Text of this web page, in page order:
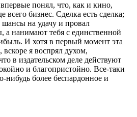
понял, что, как и кино,
бизнес. Сделка есть сделка;
на удачу и провал
а нанимают тебя с единственной
И хотя в первый момент эта
я воспрял духом,
в издательском деле действуют
и благопристойно. Все-таки
нибудь более беспардонное и